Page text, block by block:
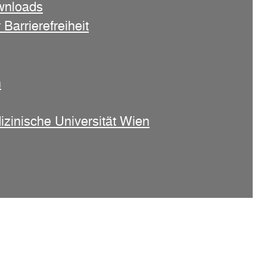
Barrierefreiheit
Universität Wien